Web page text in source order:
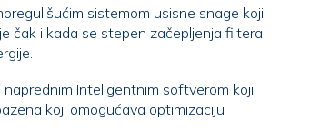
sistemom usisne snage koji
Inteligentnim softverom koji